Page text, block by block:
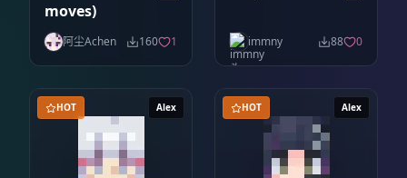
moves)
阿尘Achen 160 1 immny 88 0
Alex
HOT Alex
HOT